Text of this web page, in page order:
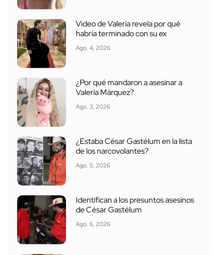
Video de Valeria revela por qué
habría terminado con su ex
Ago. 4, 2026
¿Por qué mandaron a asesinar a
Valeria Márquez?
Ago. 3, 2026
¿Estaba César Gastélum en la lista
de los narcovolantes?
Ago. 5, 2026
Identifican a los presuntos asesinos
de César Gastélum
Ago. 6, 2026